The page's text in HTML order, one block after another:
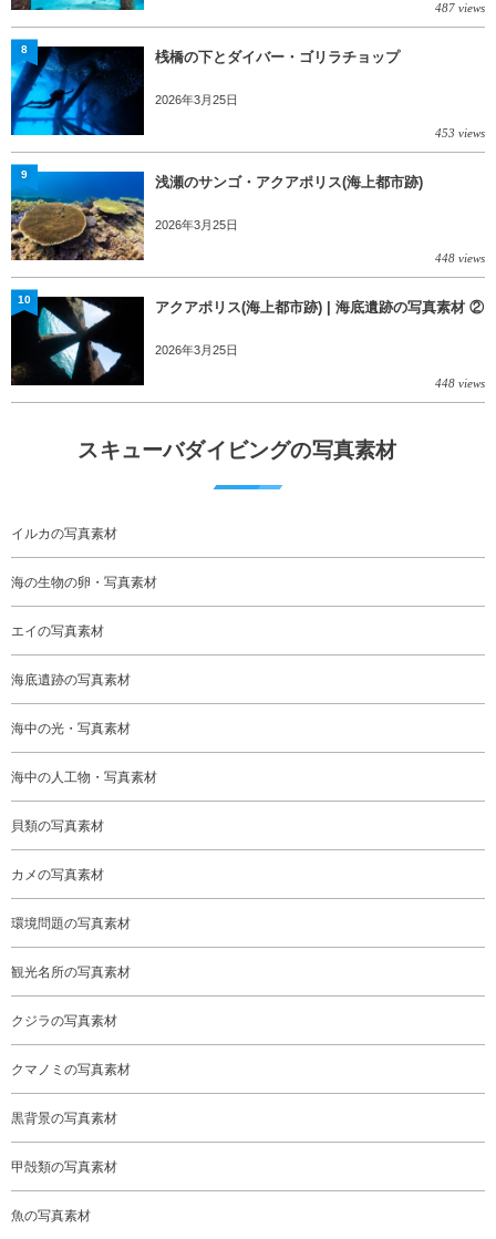
487 views
桟橋の下とダイバー・ゴリラチョップ
2026年3月25日
453 views
8
浅瀬のサンゴ・アクアポリス(海上都市跡)
2026年3月25日
448 views
9
アクアポリス(海上都市跡) | 海底遺跡の写真素材 ②
2026年3月25日
448 views
10
スキューバダイビングの写真素材
イルカの写真素材
海の生物の卵・写真素材
エイの写真素材
海底遺跡の写真素材
海中の光・写真素材
海中の人工物・写真素材
貝類の写真素材
カメの写真素材
環境問題の写真素材
観光名所の写真素材
クジラの写真素材
クマノミの写真素材
黒背景の写真素材
甲殻類の写真素材
魚の写真素材